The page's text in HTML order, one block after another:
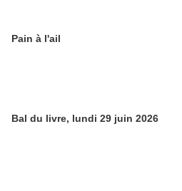
Pain à l'ail
Bal du livre, lundi 29 juin 2026